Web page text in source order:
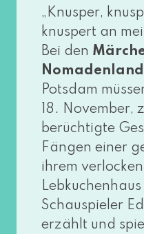
„Knusper,
knus­pert an
Bei den
Nomadenland
Potsdam
18. November,
berüch­tig­te
Fängen einer
ihrem
Schauspieler
erzählt und